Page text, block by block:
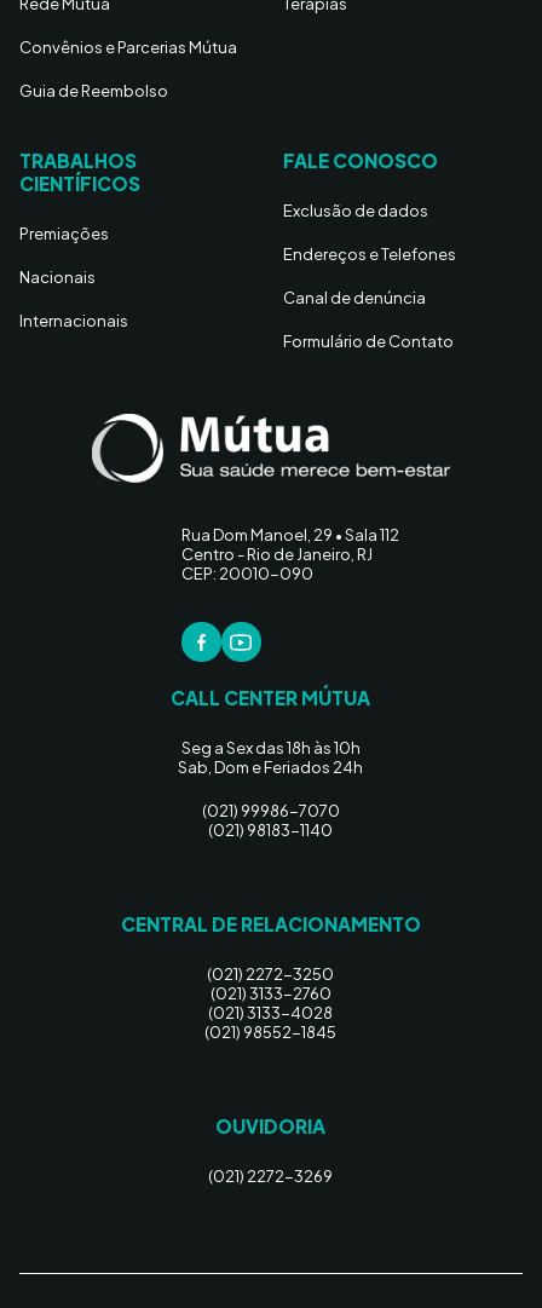
Convênios e Parcerias Mútua
Guia de Reembolso
TRABALHOS
CIENTÍFICOS
Premiações
Nacionais
Internacionais
FALE CONOSCO
Exclusão de dados
Endereços e Telefones
Canal de denúncia
Formulário de Contato
Rua Dom Manoel, 29 • Sala 112
Centro - Rio de Janeiro, RJ
CEP: 20010-090
CALL CENTER MÚTUA
Seg a Sex das 18h às 10h
Sab, Dom e Feriados 24h
(021) 99986-7070
(021) 98183-1140
CENTRAL DE RELACIONAMENTO
(021) 2272-3250
(021) 3133-2760
(021) 3133-4028
(021) 98552-1845
OUVIDORIA
(021) 2272-3269